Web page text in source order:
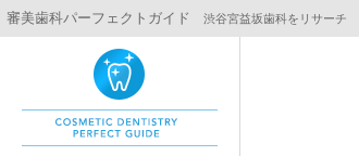
審美歯科パーフェクトガイド 渋谷宮益坂歯科をリサーチ